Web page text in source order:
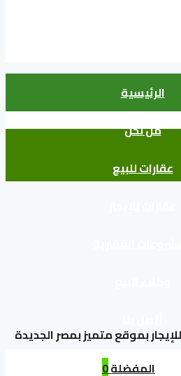
الرئيسية
من نحن
عقارات للبيع
المفضلة0
بموقع متميز بمصر الجديدة